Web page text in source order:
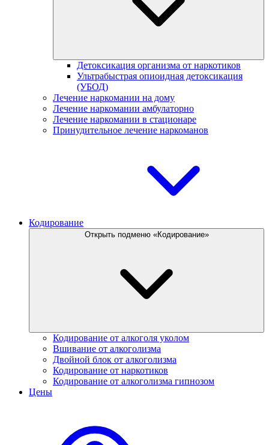
Детоксикация организма от наркотиков
Ультрабыстрая опиоидная детоксикация
(УБОД)
Лечение наркомании на дому
Лечение наркомании амбулаторно
Лечение наркомании в стационаре
Принудительное лечение наркоманов
Кодирование
Открыть подменю «Кодирование»
Кодирование от алкоголя уколом
Вшивание от алкоголизма
Двойной блок от алкоголизма
Кодирование от наркотиков
Кодирование от алкоголизма гипнозом
Цены